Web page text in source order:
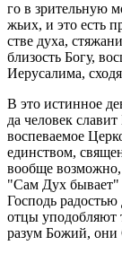
го в зри­тель­ную
жьих, и это есть
стве духа,
бли­зость Богу,
Иеру­са­ли­ма,
В это ис­тин­ное
да че­ло­век
вос­пе­ва­е­мое
един­ством,
во­об­ще воз­мож­но,
"Сам Дух бы­ва­ет"
Гос­подь
отцы упо­доб­ля­ют
разум Божий, они